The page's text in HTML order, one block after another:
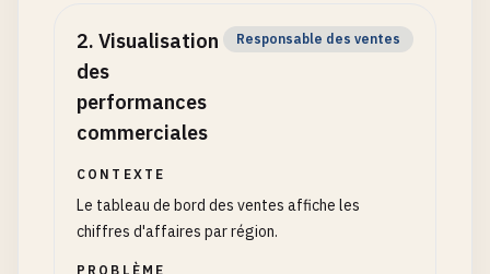
2. Visualisation
des
performances
commerciales
Responsable des ventes
CONTEXTE
Le tableau de bord des ventes affiche les
chiffres d'affaires par région.
PROBLÈME